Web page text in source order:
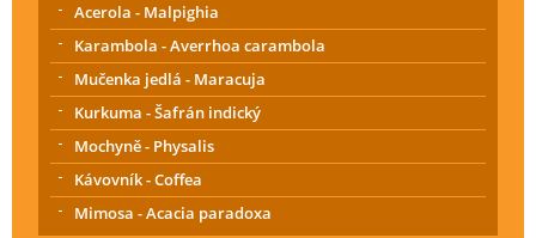
Acerola - Malpighia
Karambola - Averrhoa carambola
Mučenka jedlá - Maracuja
Kurkuma - Šafrán indický
Mochyně - Physalis
Kávovník - Coffea
Mimosa - Acacia paradoxa